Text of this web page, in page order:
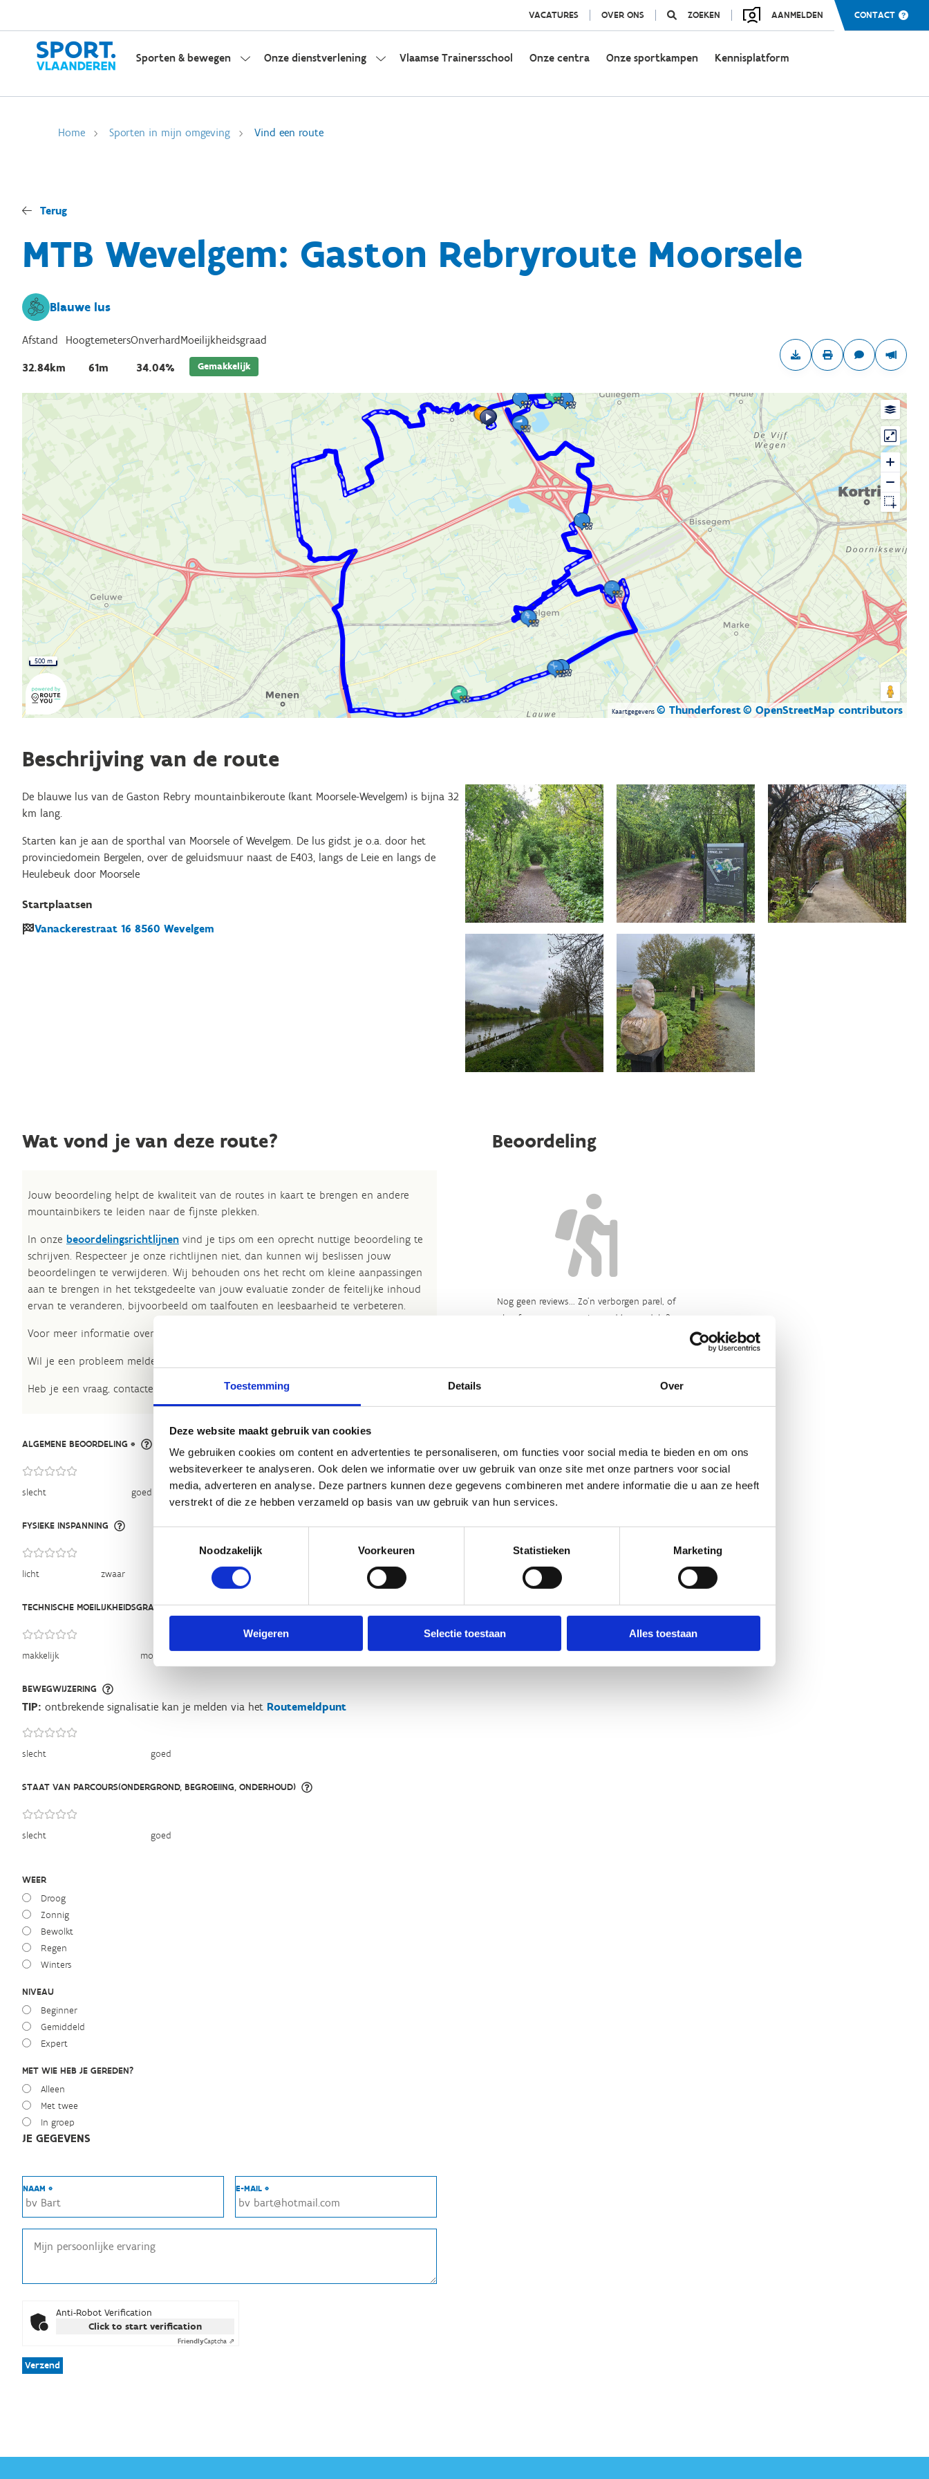
Toestemming Details Over
Deze website maakt gebruik van cookies
We gebruiken cookies om content en advertenties te personaliseren, om functies voor social media te bieden en om ons
websiteverkeer te analyseren. Ook delen we informatie over uw gebruik van onze site met onze partners voor social
media, adverteren en analyse. Deze partners kunnen deze gegevens combineren met andere informatie die u aan ze heeft
verstrekt of die ze hebben verzameld op basis van uw gebruik van hun services.
Noodzakelijk
Voorkeuren Statistieken Marketing
Weigeren Selectie toestaan Alles toestaan
VACATURES OVER ONS ZOEKEN AANMELDEN CONTACT
Sporten & bewegen Onze dienstverlening Vlaamse Trainersschool Onze centra Onze sportkampen Kennisplatform
Home Sporten in mijn omgeving Vind een route
Terug
MTB Wevelgem: Gaston Rebryroute Moorsele
Blauwe lus
Afstand
32.84km
Hoogtemeters
61m
Onverhard
34.04%
Moeilijkheidsgraad
Gemakkelijk
Kaartgegevens © Thunderforest© OpenStreetMap contributors
500 m
Beschrijving van de route
De blauwe lus van de Gaston Rebry mountainbikeroute (kant Moorsele-Wevelgem) is bijna 32
km lang.
Starten kan je aan de sporthal van Moorsele of Wevelgem. De lus gidst je o.a. door het
provinciedomein Bergelen, over de geluidsmuur naast de E403, langs de Leie en langs de
Heulebeuk door Moorsele
Startplaatsen
Vanackerestraat 16 8560 Wevelgem
Wat vond je van deze route?
Jouw beoordeling helpt de kwaliteit van de routes in kaart te brengen en andere
mountainbikers te leiden naar de fijnste plekken.
In onze beoordelingsrichtlijnen vind je tips om een oprecht nuttige beoordeling te
schrijven. Respecteer je onze richtlijnen niet, dan kunnen wij beslissen jouw
beoordelingen te verwijderen. Wij behouden ons het recht om kleine aanpassingen
aan te brengen in het tekstgedeelte van jouw evaluatie zonder de feitelijke inhoud
ervan te veranderen, bijvoorbeeld om taalfouten en leesbaarheid te verbeteren.​
Voor meer informatie over onze routestructuren, neem een kijkje bij de
Wil je een probleem melden op een route? Ga dan naar het
Heb je een vraag, contacteer ons via sportievevrijetijd@sport.vlaanderen
ALGEMENE BEOORDELING *
slecht goed
FYSIEKE INSPANNING
licht zwaar
TECHNISCHE MOEILIJKHEIDSGRAAD
makkelijk moeilijk
BEWEGWIJZERING
slecht goed
TIP: ontbrekende signalisatie kan je melden via het Routemeldpunt
STAAT VAN PARCOURS(ONDERGROND, BEGROEIING, ONDERHOUD)
slecht goed
WEER
Droog
Zonnig
Bewolkt
Regen
Winters
NIVEAU
Beginner
Gemiddeld
Expert
MET WIE HEB JE GEREDEN?
Alleen
Met twee
In groep
JE GEGEVENS
NAAM * E-MAIL *
Anti-Robot Verification
Click to start verification
FriendlyCaptcha ⇗
Verzend
Beoordeling
Nog geen reviews... Zo’n verborgen parel, of
heeft gewoon nog niemand ‘m ontdekt?